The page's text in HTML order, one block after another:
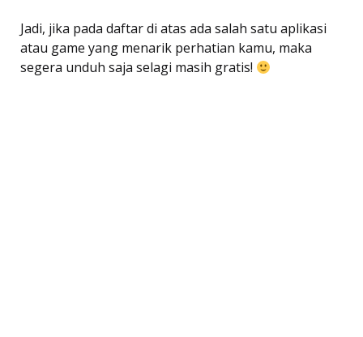
Jadi, jika pada daftar di atas ada salah satu aplikasi
atau game yang menarik perhatian kamu, maka
segera unduh saja selagi masih gratis!